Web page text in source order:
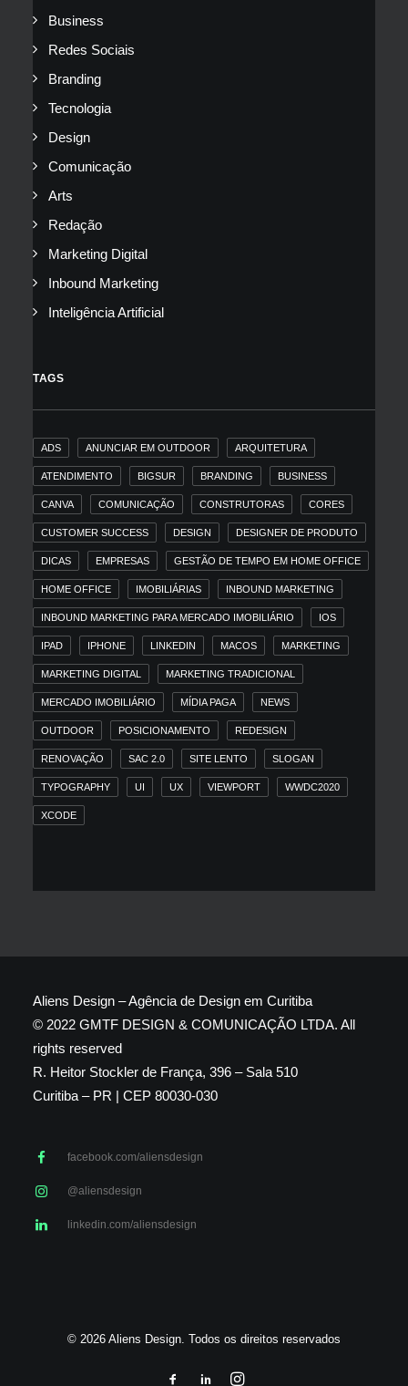
Business
Redes Sociais
Branding
Tecnologia
Design
Comunicação
Arts
Redação
Marketing Digital
Inbound Marketing
Inteligência Artificial
TAGS
ADS ANUNCIAR EM OUTDOOR ARQUITETURA
ATENDIMENTO BIGSUR BRANDING BUSINESS
CANVA COMUNICAÇÃO CONSTRUTORAS CORES
CUSTOMER SUCCESS DESIGN DESIGNER DE PRODUTO
DICAS EMPRESAS GESTÃO DE TEMPO EM HOME OFFICE
HOME OFFICE IMOBILIÁRIAS INBOUND MARKETING
INBOUND MARKETING PARA MERCADO IMOBILIÁRIO IOS
IPAD IPHONE LINKEDIN MACOS MARKETING
MARKETING DIGITAL MARKETING TRADICIONAL
MERCADO IMOBILIÁRIO MÍDIA PAGA NEWS
OUTDOOR POSICIONAMENTO REDESIGN
RENOVAÇÃO SAC 2.0 SITE LENTO SLOGAN
TYPOGRAPHY UI UX VIEWPORT WWDC2020
XCODE
Aliens Design – Agência de Design em Curitiba
© 2022 GMTF DESIGN & COMUNICAÇÃO LTDA. All
rights reserved
R. Heitor Stockler de França, 396 – Sala 510
Curitiba – PR | CEP 80030-030
facebook.com/aliensdesign
@aliensdesign
linkedin.com/aliensdesign
© 2026 Aliens Design. Todos os direitos reservados